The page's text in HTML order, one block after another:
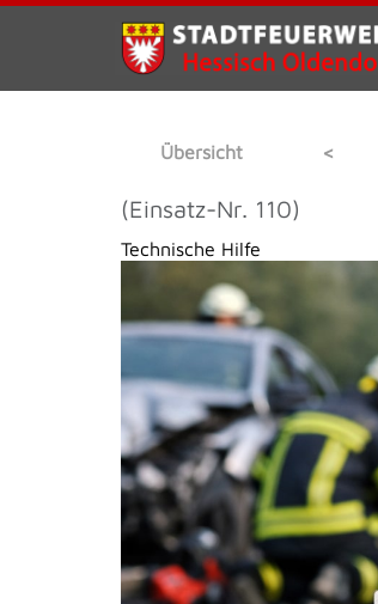
Übersicht <
(Einsatz-Nr. 110)
Technische Hilfe